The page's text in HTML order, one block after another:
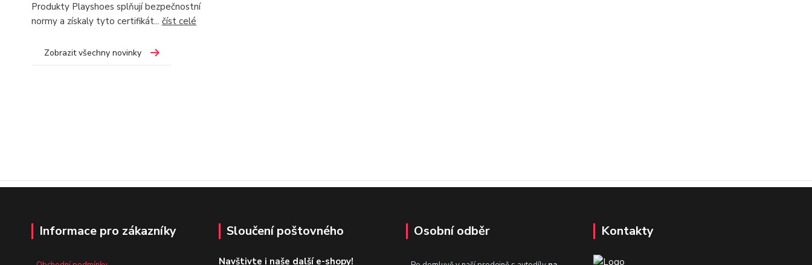
Produkty Playshoes splňují bezpečnostní
normy a získaly tyto certifikát... číst celé
Zobrazit všechny novinky
Informace pro zákazníky Sloučení poštovného
Navštivte i naše další e-shopy!
Osobní odběr Kontakty